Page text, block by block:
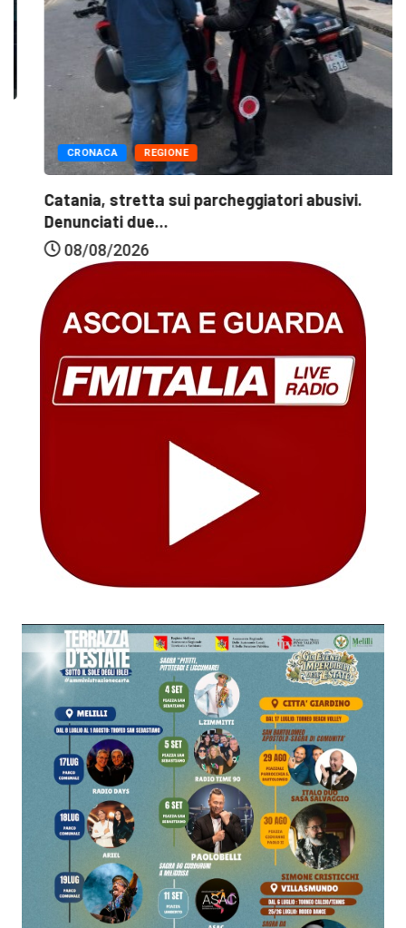
CRONACA REGIONE
Catania, stretta sui parcheggiatori abusivi.
Denunciati due...
08/08/2026